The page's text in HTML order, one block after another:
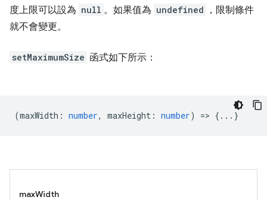
度上限可以設為 null 。如果值為 undefined
，限制條件
就不會變更。
setMaximumSize 函式如下所示：
(maxWidth : number, maxHeight : number) => {...}
maxWidth